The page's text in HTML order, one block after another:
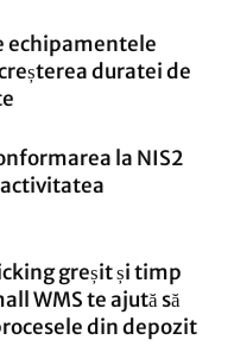
echipamentele
duratei de
la NIS2
activitatea
greșit și timp
WMS te ajută să
din depozit